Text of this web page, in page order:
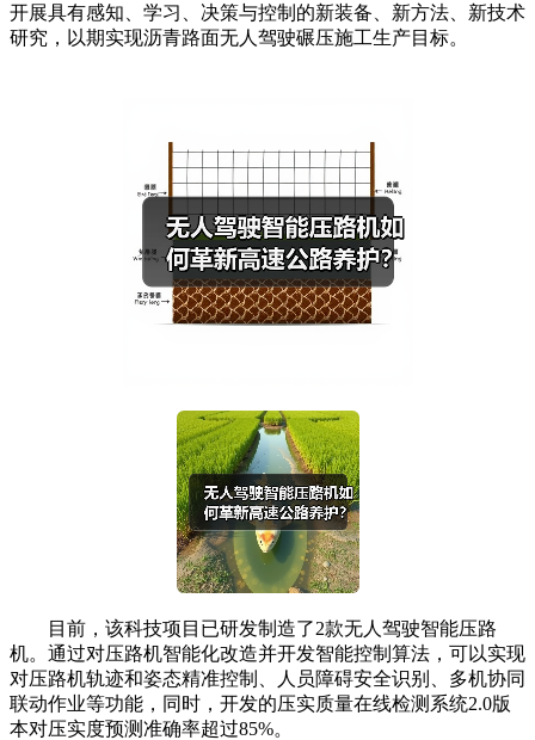
开展具有感知、学习、决策与控制的新装备、新方法、新技术
研究，以期实现沥青路面无人驾驶碾压施工生产目标。
目前，该科技项目已研发制造了2款无人驾驶智能压路
机。通过对压路机智能化改造并开发智能控制算法，可以实现
对压路机轨迹和姿态精准控制、人员障碍安全识别、多机协同
联动作业等功能，同时，开发的压实质量在线检测系统2.0版
本对压实度预测准确率超过85%。